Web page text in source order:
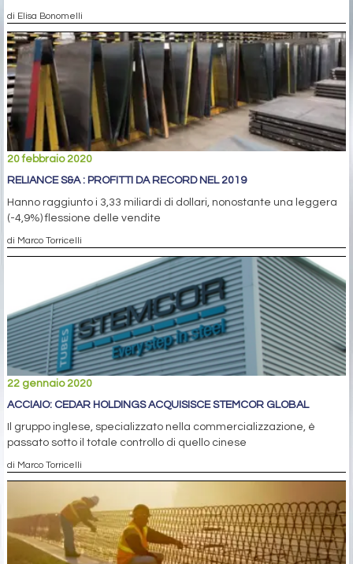
di Elisa Bonomelli
20 febbraio 2020
RELIANCE S&A : PROFITTI DA RECORD NEL 2019
Hanno raggiunto i 3,33 miliardi di dollari, nonostante una leggera
(-4,9%) flessione delle vendite
di Marco Torricelli
22 gennaio 2020
ACCIAIO: CEDAR HOLDINGS ACQUISISCE STEMCOR GLOBAL
Il gruppo inglese, specializzato nella commercializzazione, è
passato sotto il totale controllo di quello cinese
di Marco Torricelli